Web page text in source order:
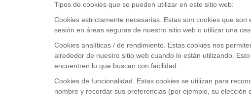
Tipos de cookies que se pueden utilizar en este sitio web:
Cookies estrictamente necesarias. Estas son cookies que
sesión en áreas seguras de nuestro sitio web o utilizar una
Cookies analíticas / de rendimiento. Estas cookies nos
alrededor de nuestro sitio web cuando lo están utilizando.
encuentren lo que buscan con facilidad.
Cookies de funcionalidad. Estas cookies se utilizan para
nombre y recordar sus preferencias (por ejemplo, su elección